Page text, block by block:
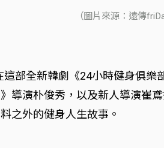
（圖片來源：遠傳
部全新韓劇《24小時健身俱
導演朴俊秀，以及新人導演
之外的健身人生故事。